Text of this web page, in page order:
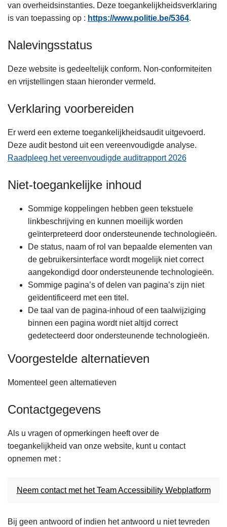
van overheidsinstanties. Deze toegankelijkheidsverklaring
is van toepassing op : https://www.politie.be/5364.
Nalevingsstatus
Deze website is gedeeltelijk conform. Non-conformiteiten
en vrijstellingen staan hieronder vermeld.
Verklaring voorbereiden
Er werd een externe toegankelijkheidsaudit uitgevoerd.
Deze audit bestond uit een vereenvoudigde analyse.
Raadpleeg het vereenvoudigde auditrapport 2026
Niet-toegankelijke inhoud
Sommige koppelingen hebben geen tekstuele
linkbeschrijving en kunnen moeilijk worden
geïnterpreteerd door ondersteunende technologieën.
De status, naam of rol van bepaalde elementen van
de gebruikersinterface wordt mogelijk niet correct
aangekondigd door ondersteunende technologieën.
Sommige pagina’s of delen van pagina’s zijn niet
geïdentificeerd met een titel.
De taal van de pagina-inhoud of een taalwijziging
binnen een pagina wordt niet altijd correct
gedetecteerd door ondersteunende technologieën.
Voorgestelde alternatieven
Momenteel geen alternatieven
Contactgegevens
Als u vragen of opmerkingen heeft over de
toegankelijkheid van onze website, kunt u contact
opnemen met :
Neem contact met het Team Accessibility Webplatform
Bij geen antwoord of indien het antwoord u niet tevreden